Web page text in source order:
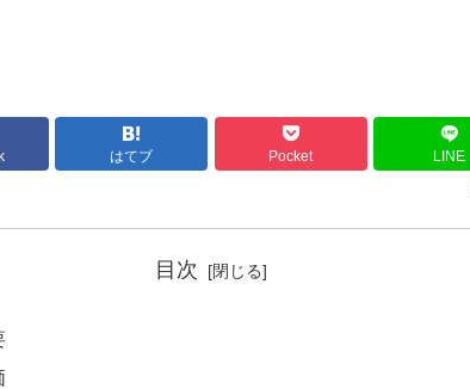
はてブ Pocket LINE
目次